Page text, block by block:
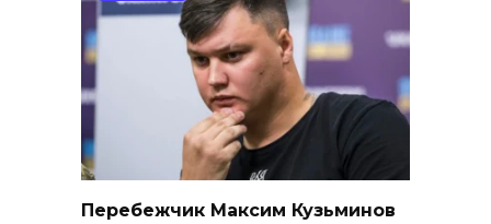
Перебежчик Максим Кузьминов